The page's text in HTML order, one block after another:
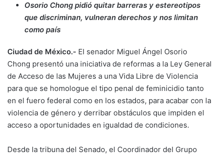
Osorio Chong pidió quitar barreras y estereotipos
que discriminan, vulneran derechos y nos limitan
como país
Ciudad de México.- El senador Miguel Ángel Osorio
Chong presentó una iniciativa de reformas a la Ley General
de Acceso de las Mujeres a una Vida Libre de Violencia
para que se homologue el tipo penal de feminicidio tanto
en el fuero federal como en los estados, para acabar con la
violencia de género y derribar obstáculos que impiden el
acceso a oportunidades en igualdad de condiciones.
Desde la tribuna del Senado, el Coordinador del Grupo